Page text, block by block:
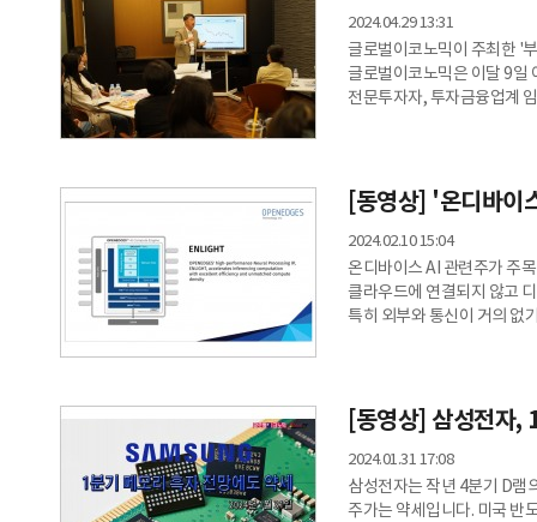
2024.04.29 13:31
글로벌이코노믹이 주최한 '
글로벌이코노믹은 이달 9일
전문투자자, 투자금융업계
대표의 열정적인 강연이 이
글로벌 리더이고
[동영상] '온디바
2024.02.10 15:04
온디바이스 AI 관련주가 주
클라우드에 연결되지 않고
특히 외부와 통신이 거의 없
퀄리타스반도체도 10%대
[동영상] 삼성전자,
2024.01.31 17:08
삼성전자는 작년 4분기 D램
주가는 약세입니다. 미국 반